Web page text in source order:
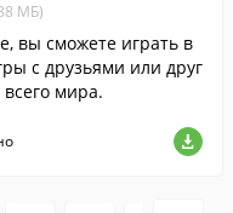
МБ)
вы сможете играть в
с друзьями или друг
мира.